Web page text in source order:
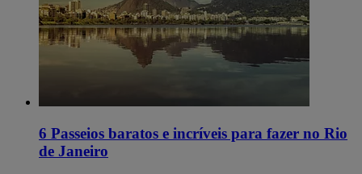
6 Passeios baratos e incríveis para fazer no Rio
de Janeiro